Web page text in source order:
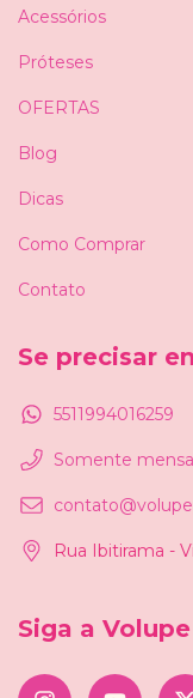
Acessórios
Próteses
OFERTAS
Blog
Dicas
Como Comprar
Contato
Se precisar
5511994016259
Somente
Rua Ibitirama -
Siga a